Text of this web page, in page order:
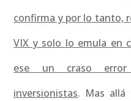
confirma y por lo tanto,
VIX y solo lo emula en
ese un craso error
inversionistas. Mas allá